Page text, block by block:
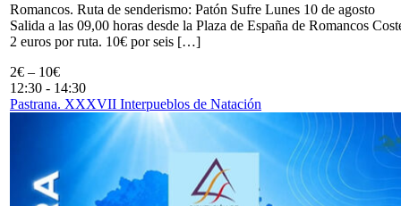
Romancos. Ruta de senderismo: Patón Sufre Lunes 10 de agosto
Salida a las 09,00 horas desde la Plaza de España de Romancos
2 euros por ruta. 10€ por seis […]
2€ – 10€
12:30 - 14:30
Pastrana. XXXVII Interpueblos de Natación